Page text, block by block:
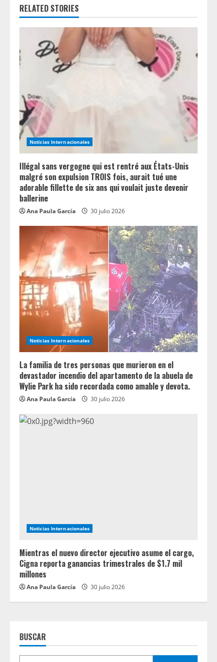
e
R
e
a
d
i
n
g
RELATED STORIES
Noticias Internacionales
Illégal sans vergogne qui est rentré aux États-Unis
malgré son expulsion TROIS fois, aurait tué une
adorable fillette de six ans qui voulait juste devenir
ballerine
Ana Paula García 30 julio 2026
Noticias Internacionales
La familia de tres personas que murieron en el
devastador incendio del apartamento de la abuela de
Wylie Park ha sido recordada como amable y devota.
Ana Paula García 30 julio 2026
Noticias Internacionales
Mientras el nuevo director ejecutivo asume el cargo,
Cigna reporta ganancias trimestrales de $1.7 mil
millones
Ana Paula García 30 julio 2026
BUSCAR